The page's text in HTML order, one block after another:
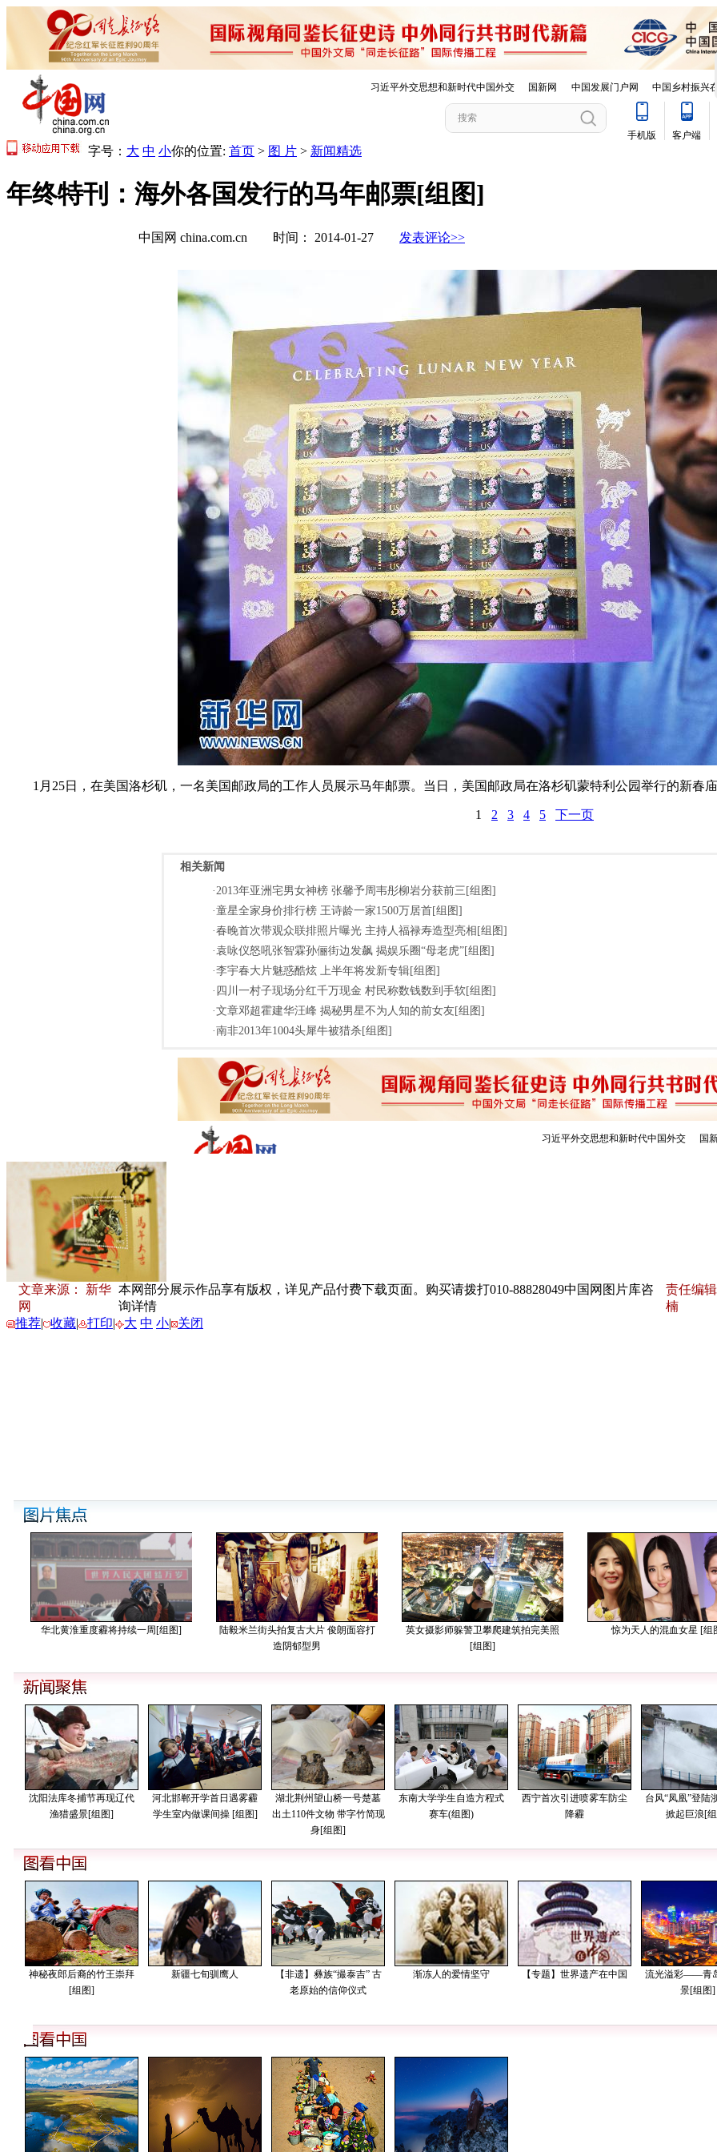
字号： 大 中 小你的位置: 首页 > 图 片 > 新闻精选
年终特刊：海外各国发行的马年邮票[组图]
中国网 china.com.cn 时间： 2014-01-27 发表评论>>
1月25日，在美国洛杉矶，一名美国邮政局的工作人员展示马年邮票。当日，美国邮政局在洛杉矶蒙特利公园举行的新春
1 2 3 4 5 下一页
相关新闻
·2013年亚洲宅男女神榜 张馨予周韦彤柳岩分获前三[组图]
·童星全家身价排行榜 王诗龄一家1500万居首[组图]
·春晚首次带观众联排照片曝光 主持人福禄寿造型亮相[组图]
·袁咏仪怒吼张智霖孙俪街边发飙 揭娱乐圈“母老虎”[组图]
·李宇春大片魅惑酷炫 上半年将发新专辑[组图]
·四川一村子现场分红千万现金 村民称数钱数到手软[组图]
·文章邓超霍建华汪峰 揭秘男星不为人知的前女友[组图]
·南非2013年1004头犀牛被猎杀[组图]
文章来源： 新华
网
本网部分展示作品享有版权，详见产品付费下载页面。购买请拨打010-88828049中国网图片库咨
询详情
责任编
楠
推荐| 收藏| 打印| 大 中 小| 关闭